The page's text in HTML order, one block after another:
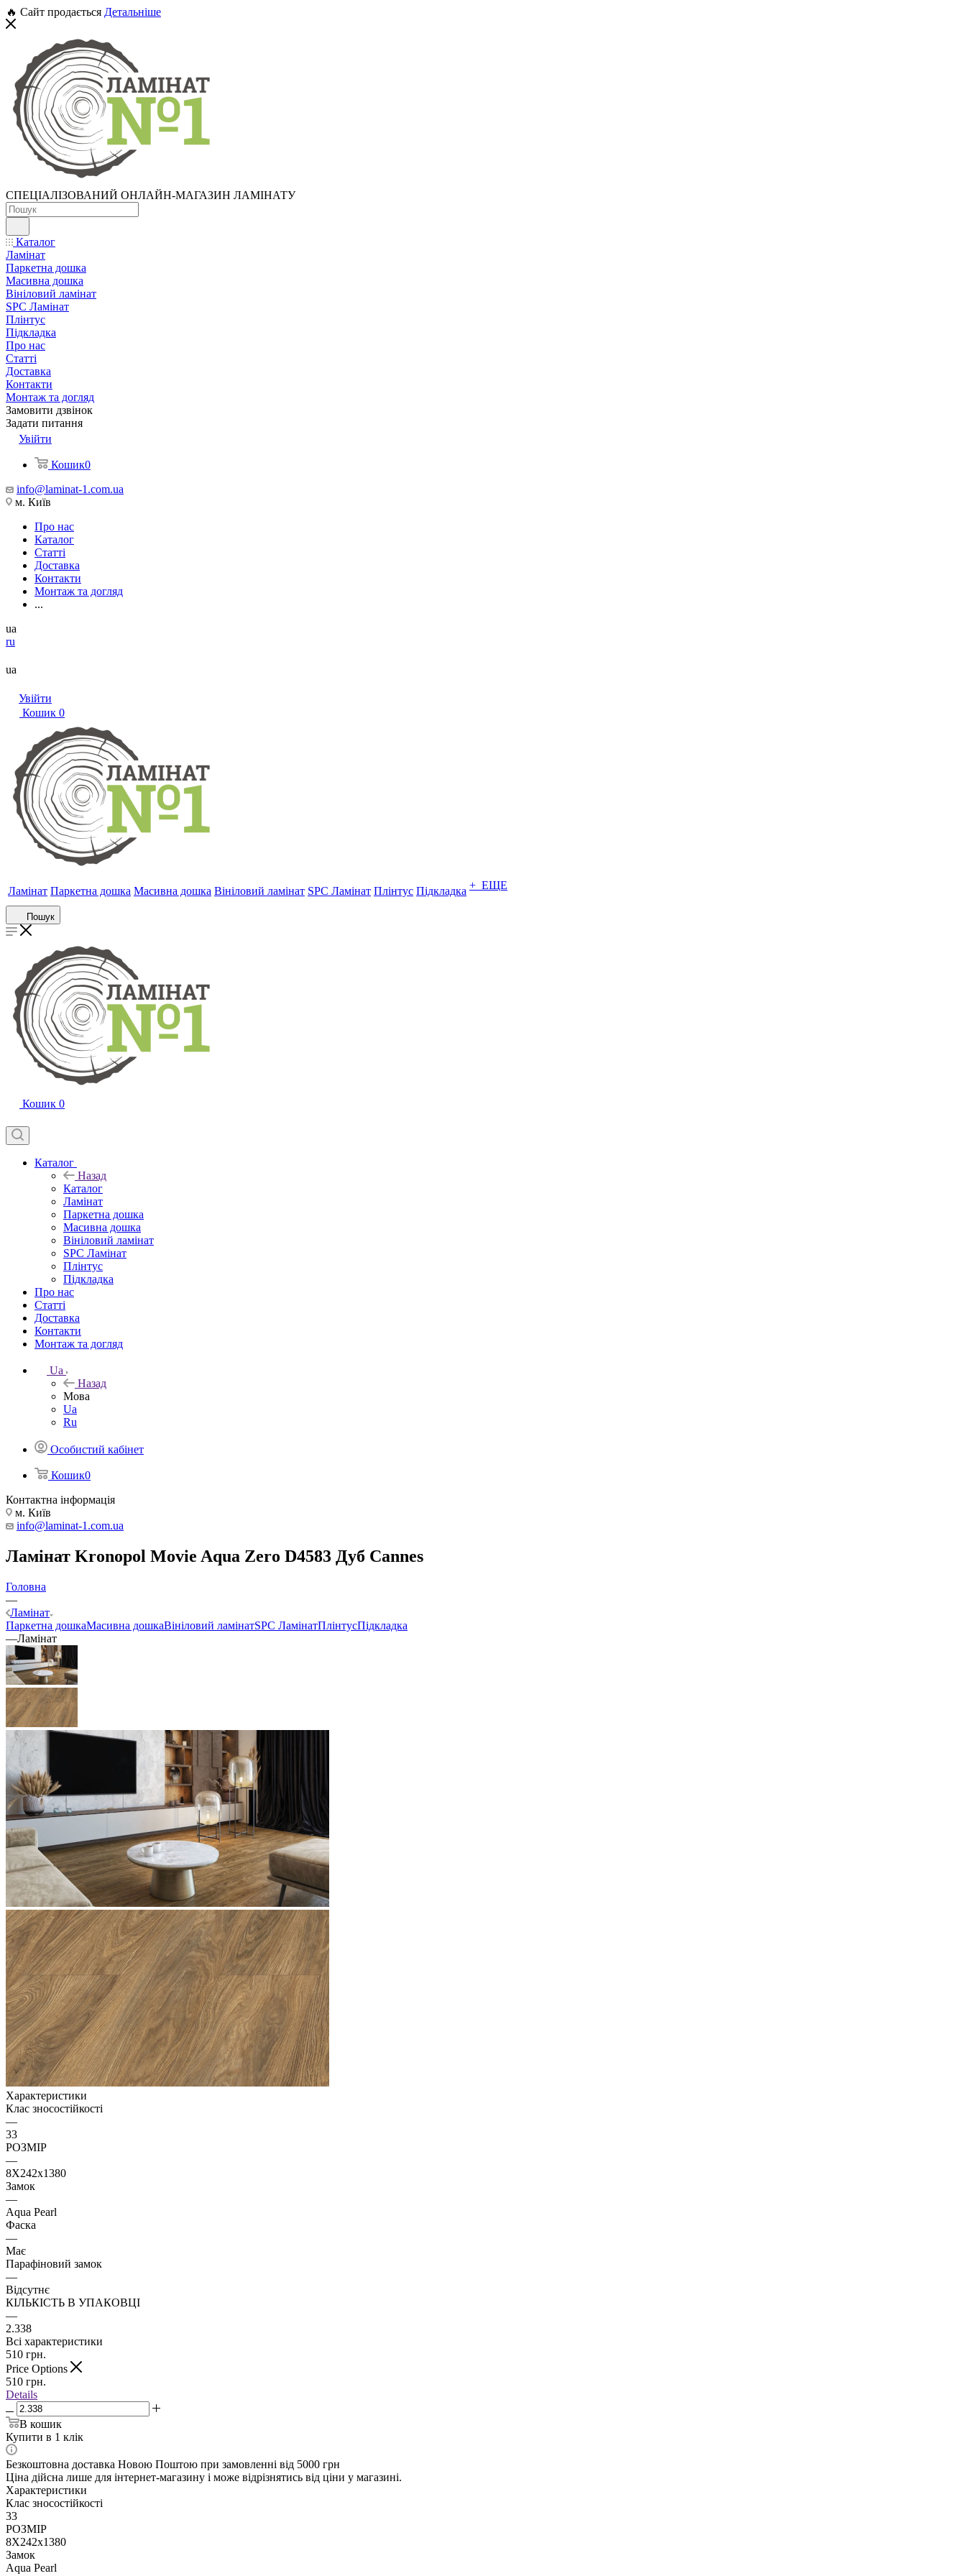
🔥 Сайт продається Детальніше
СПЕЦІАЛІЗОВАНИЙ ОНЛАЙН-МАГАЗИН ЛАМІНАТУ
Каталог
Ламінат
Паркетна дошка
Масивна дошка
Вініловий ламінат
SPC Ламінат
Плінтус
Підкладка
Про нас
Статті
Доставка
Контакти
Монтаж та догляд
Замовити дзвінок
Задати питання
Увійти
Кошик0
info@laminat-1.com.ua
м. Київ
Про нас
Каталог
Статті
Доставка
Контакти
Монтаж та догляд
...
ua
ru
ua
Увійти
Кошик 0
Ламінат Паркетна дошка Масивна дошка Вініловий ламінат SPC Ламінат Плінтус Підкладка + ЕЩЕ
Пошук
Кошик 0
Каталог
Назад
Каталог
Ламінат
Паркетна дошка
Масивна дошка
Вініловий ламінат
SPC Ламінат
Плінтус
Підкладка
Про нас
Статті
Доставка
Контакти
Монтаж та догляд
Ua
Назад
Мова
Ua
Ru
Особистий кабінет
Кошик0
Контактна інформація
м. Київ
info@laminat-1.com.ua
Ламінат Kronopol Movie Aqua Zero D4583 Дуб Cannes
Головна
—
Ламінат
Паркетна дошкаМасивна дошкаВініловий ламінатSPC ЛамінатПлінтусПідкладка
—Ламінат
Характеристики
Клас зносостійкості
—
33
РОЗМІР
—
8X242x1380
Замок
—
Aqua Pearl
Фаска
—
Має
Парафіновий замок
—
Відсутнє
КІЛЬКІСТЬ В УПАКОВЦІ
—
2.338
Всі характеристики
510 грн.
Price Options
510 грн.
Details
В кошик
Купити в 1 клік
Безкоштовна доставка Новою Поштою при замовленні від 5000 грн
Ціна дійсна лише для інтернет-магазину і може відрізнятись від ціни у магазині.
Характеристики
Клас зносостійкості
33
РОЗМІР
8X242x1380
Замок
Aqua Pearl